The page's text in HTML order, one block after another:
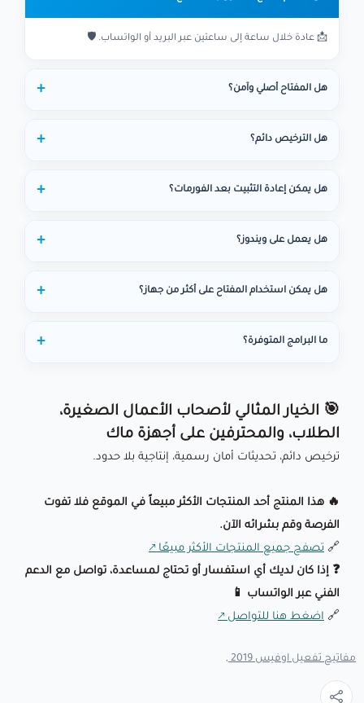
📩 عادة خلال ساعة إلى ساعتين عبر البريد أو الواتساب. 🛡️
هل المفتاح أصلي وآمن؟
هل الترخيص دائم؟
هل يمكن إعادة التثبيت بعد الفورمات؟
هل يعمل على ويندوز؟
هل يمكن استخدام المفتاح على أكثر من جهاز؟
ما البرامج المتوفرة؟
🎯 الخيار المثالي لأصحاب الأعمال الصغيرة،
الطلاب، والمحترفين على أجهزة ماك
ترخيص دائم، تحديثات أمان رسمية، إنتاجية بلا حدود.
🔥 هذا المنتج أحد المنتجات الأكثر مبيعاً في الموقع فلا تفوت
الفرصة وقم بشرائه الآن.
🔗 تصفح جميع المنتجات الأكثر مبيعًا
❓ إذا كان لديك أي استفسار أو تحتاج لمساعدة، تواصل مع الدعم
الفني عبر الواتساب 📱
🔗 اضغط هنا للتواصل
مفاتيح تفعيل اوفيس 2019 ,